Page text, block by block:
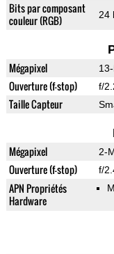
Bits par composant
couleur (RGB)
24
Mégapixel
Ouverture (f-stop) f/
Taille Capteur
Mégapixel 2-
Ouverture (f-stop) f/
APN Propriétés
Hardware